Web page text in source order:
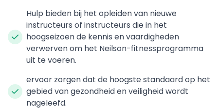
Hulp bieden bij het opleiden van nieuwe
instructeurs of instructeurs die in het
hoogseizoen de kennis en vaardigheden
verwerven om het Neilson-fitnessprogramma
uit te voeren.
ervoor zorgen dat de hoogste standaard op het
gebied van gezondheid en veiligheid wordt
nageleefd.